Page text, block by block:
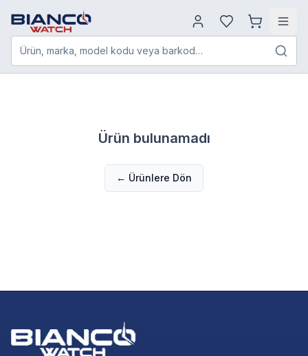
Ürün, marka, model kodu veya barkod…
Ürün bulunamadı
← Ürünlere Dön